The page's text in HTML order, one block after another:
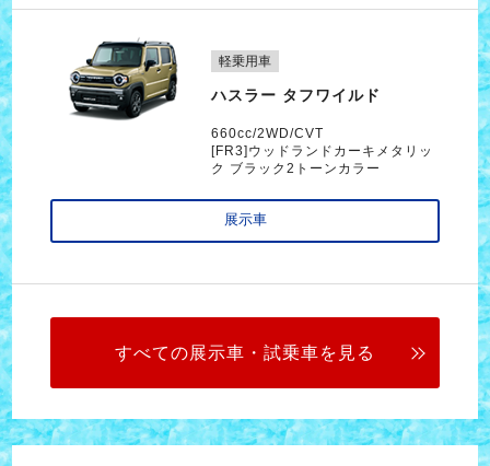
軽乗用車
ハスラー タフワイルド
660cc/2WD/CVT
[FR3]ウッドランドカーキメタリッ
ク ブラック2トーンカラー
展示車
すべての展示車・試乗車を見る